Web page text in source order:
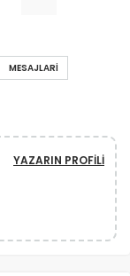
MESAJLARI
YAZARIN PROFILI